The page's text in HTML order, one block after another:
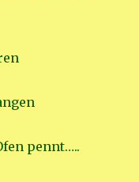
pennt…..